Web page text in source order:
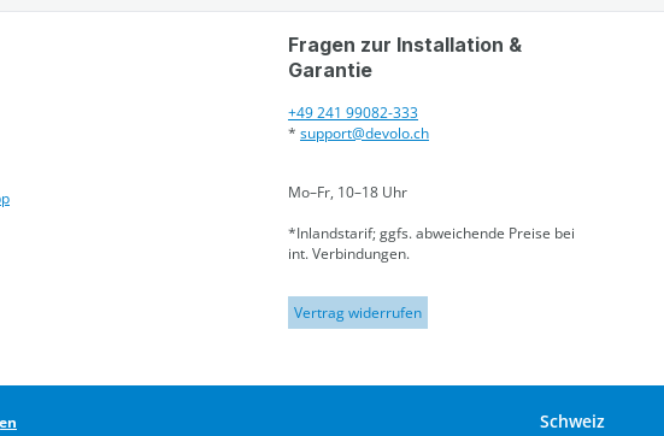
Fragen zur Installation &
Garantie
+49 241 99082-333
* support@devolo.ch
Mo–Fr, 10–18 Uhr
*Inlandstarif; ggfs. abweichende Preise bei
int. Verbindungen.
Vertrag widerrufen
Schweiz